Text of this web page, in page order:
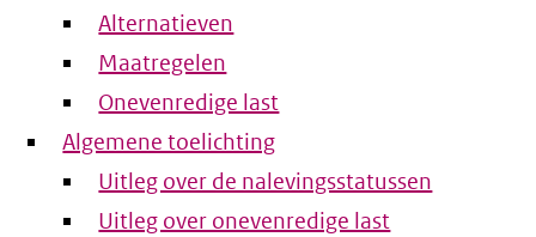
Alternatieven
Maatregelen
Onevenredige last
Algemene toelichting
Uitleg over de nalevingsstatussen
Uitleg over onevenredige last